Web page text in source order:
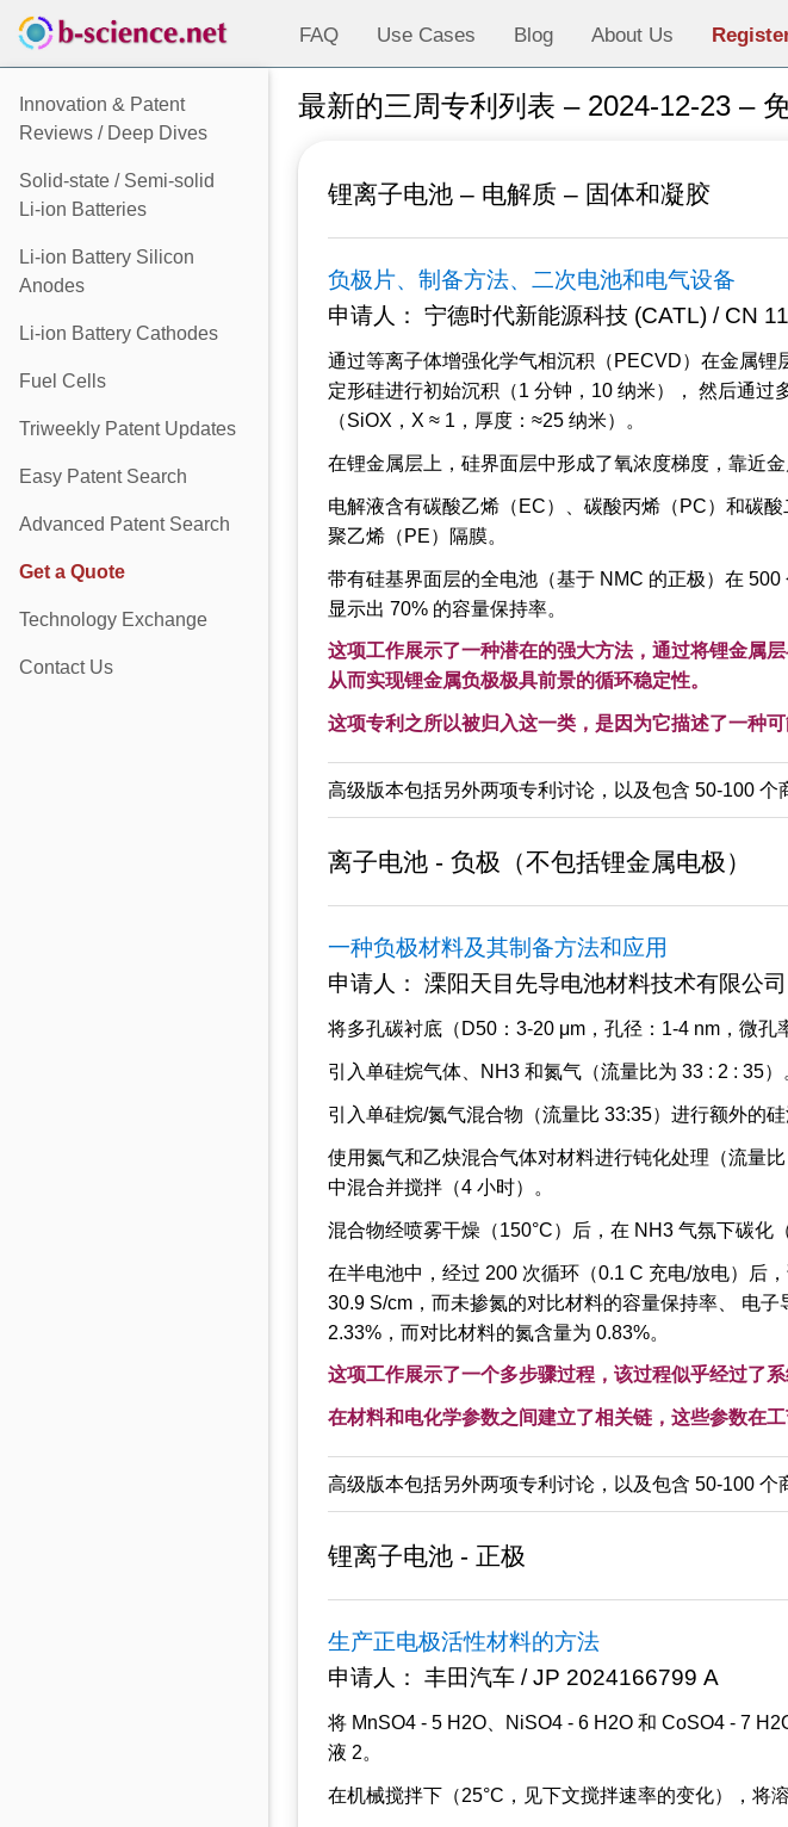
FAQ Use Cases Blog About Us
Innovation & Patent
Reviews / Deep Dives
Solid-state / Semi-solid
Li-ion Batteries
Li-ion Battery Silicon
Anodes
Li-ion Battery Cathodes
Fuel Cells
Triweekly Patent Updates
Easy Patent Search
Advanced Patent Search
Get a Quote
Technology Exchange
Contact Us
最新的三周专利列表 – 2024-12-23 –
锂离子电池 – 电解质 – 固体和凝胶
负极片、制备方法、二次电池和电气设备
申请人： 宁德时代新能源科技 (CATL) / CN
通过等离子体增强化学气相沉积（PECVD）在金属
定形硅进行初始沉积（1 分钟，10 纳米）， 然后通
（SiOX，X ≈ 1，厚度：≈25 纳米）。
在锂金属层上，硅界面层中形成了氧浓度梯度，靠近
电解液含有碳酸乙烯（EC）、碳酸丙烯（PC）和碳
聚乙烯（PE）隔膜。
带有硅基界面层的全电池（基于 NMC 的正极）在
显示出 70% 的容量保持率。
这项工作展示了一种潜在的强大方法，通过将锂金属
从而实现锂金属负极极具前景的循环稳定性。
这项专利之所以被归入这一类，是因为它描述了一种
高级版本包括另外两项专利讨论，以及包含 50-100 个
离子电池 - 负极（不包括锂金属电极）
一种负极材料及其制备方法和应用
申请人： 溧阳天目先导电池材料技术有限公
将多孔碳衬底（D50：3-20 μm，孔径：1-4 nm，微
引入单硅烷气体、NH3 和氮气（流量比为 33 : 2 : 35
引入单硅烷/氮气混合物（流量比 33:35）进行额外的
使用氮气和乙炔混合气体对材料进行钝化处理（流量
中混合并搅拌（4 小时）。
混合物经喷雾干燥（150°C）后，在 NH3 气氛下碳化
在半电池中，经过 200 次循环（0.1 C 充电/放电）后
30.9 S/cm，而未掺氮的对比材料的容量保持率、 电
2.33%，而对比材料的氮含量为 0.83%。
这项工作展示了一个多步骤过程，该过程似乎经过了
在材料和电化学参数之间建立了相关链，这些参数在
高级版本包括另外两项专利讨论，以及包含 50-100 个
锂离子电池 - 正极
生产正电极活性材料的方法
申请人： 丰田汽车 / JP 2024166799 A
将 MnSO4 - 5 H2O、NiSO4 - 6 H2O 和 CoSO4 - 7
液 2。
在机械搅拌下（25°C，见下文搅拌速率的变化），将